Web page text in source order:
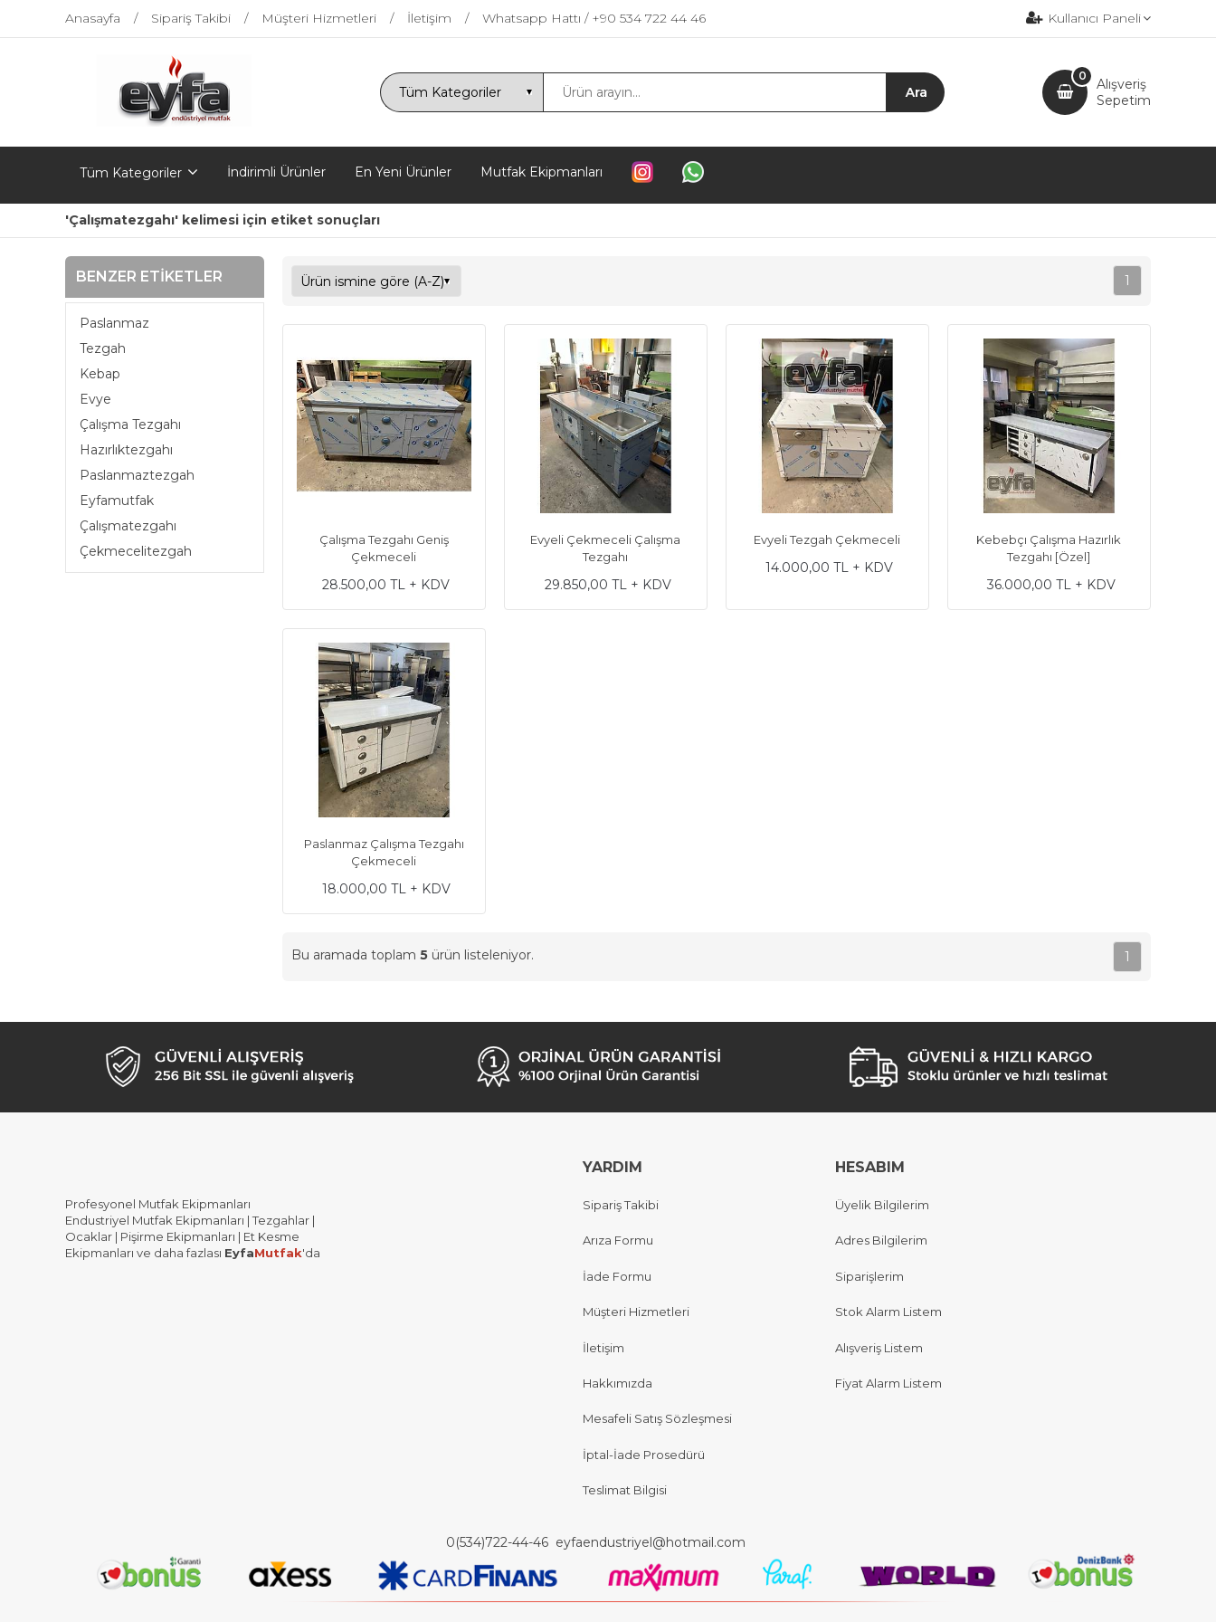
Anasayfa Sipariş Takibi Müşteri Hizmetleri İletişim Whatsapp Hattı / +90 534 722 44 46 Kullanıcı Paneli
Alışveriş
Sepetim
0
Tüm Kategoriler İndirimli Ürünler En Yeni Ürünler Mutfak Ekipmanları
'Çalışmatezgahı' kelimesi için etiket sonuçları
BENZER ETIKETLER
Paslanmaz
Tezgah
Kebap
Evye
Çalışma Tezgahı
Hazırlıktezgahı
Paslanmaztezgah
Eyfamutfak
Çalışmatezgahı
Çekmecelitezgah
1
Çalışma Tezgahı Geniş
Çekmeceli
28.500,00 TL + KDV
Evyeli Çekmeceli Çalışma
Tezgahı
29.850,00 TL + KDV
Evyeli Tezgah Çekmeceli
14.000,00 TL + KDV
Kebebçı Çalışma Hazırlık
Tezgahı [Özel]
36.000,00 TL + KDV
Paslanmaz Çalışma Tezgahı
Çekmeceli
18.000,00 TL + KDV
Bu aramada toplam 5 ürün listeleniyor. 1
Profesyonel Mutfak Ekipmanları
Endustriyel Mutfak Ekipmanları | Tezgahlar |
Ocaklar | Pişirme Ekipmanları | Et Kesme
Ekipmanları ve daha fazlası EyfaMutfak'da
YARDIM
Sipariş Takibi
Arıza Formu
İade Formu
Müşteri Hizmetleri
İletişim
Hakkımızda
Mesafeli Satış Sözleşmesi
İptal-İade Prosedürü
Teslimat Bilgisi
HESABIM
Üyelik Bilgilerim
Adres Bilgilerim
Siparişlerim
Stok Alarm Listem
Alışveriş Listem
Fiyat Alarm Listem
0(534)722-44-46 eyfaendustriyel@hotmail.com